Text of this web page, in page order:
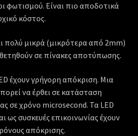
φωτισμού. Είναι πιο αποδοτικά
κόστος.
πολύ μικρά (μικρότερα από 2mm)
σε πίνακες αποτύπωσης.
έχουν γρήγορη απόκριση. Μια
να έρθει σε κατάσταση
σε χρόνο microsecond. Τα LED
ως συσκευές επικοινωνίας έχουν
απόκρισης.